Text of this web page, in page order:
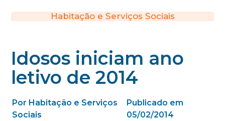
Habitação e Serviços Sociais
Idosos iniciam ano
letivo de 2014
Por Habitação e Serviços
Sociais
Publicado em
05/02/2014